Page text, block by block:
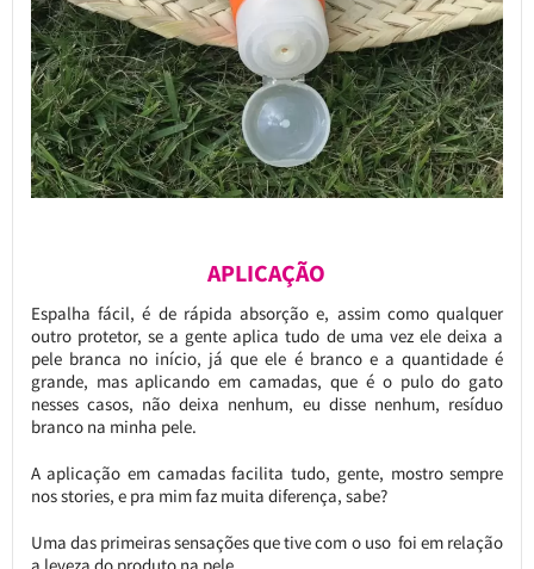
APLICAÇÃO
Espalha fácil, é de rápida absorção e, assim como qualquer
outro protetor, se a gente aplica tudo de uma vez ele deixa a
pele branca no início, já que ele é branco e a quantidade é
grande, mas aplicando em camadas, que é o pulo do gato
nesses casos, não deixa nenhum, eu disse nenhum, resíduo
branco na minha pele.
A aplicação em camadas facilita tudo, gente, mostro sempre
nos stories, e pra mim faz muita diferença, sabe?
Uma das primeiras sensações que tive com o uso foi em relação